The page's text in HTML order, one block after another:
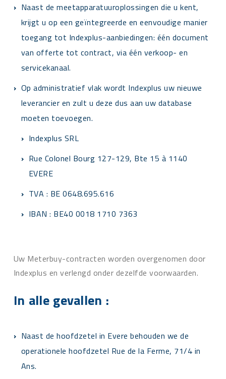
Naast de meetapparatuuroplossingen die u kent,
krijgt u op een geïntegreerde en eenvoudige manier
toegang tot Indexplus-aanbiedingen: één document
van offerte tot contract, via één verkoop- en
servicekanaal.
Op administratief vlak wordt Indexplus uw nieuwe
leverancier en zult u deze dus aan uw database
moeten toevoegen.
Indexplus SRL
Rue Colonel Bourg 127-129, Bte 15 à 1140
EVERE
TVA : BE 0648.695.616
IBAN : BE40 0018 1710 7363
Uw Meterbuy-contracten worden overgenomen door
Indexplus en verlengd onder dezelfde voorwaarden.
In alle gevallen :
Naast de hoofdzetel in Evere behouden we de
operationele hoofdzetel Rue de la Ferme, 71/4 in
Ans.